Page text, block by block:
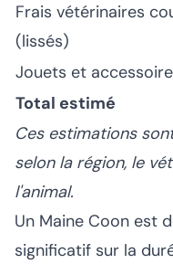
Frais vétérinaires
(lissés)
Jouets et
Total estimé
Ces estimations
selon la région, le
l'animal.
Un Maine Coon est
significatif sur la